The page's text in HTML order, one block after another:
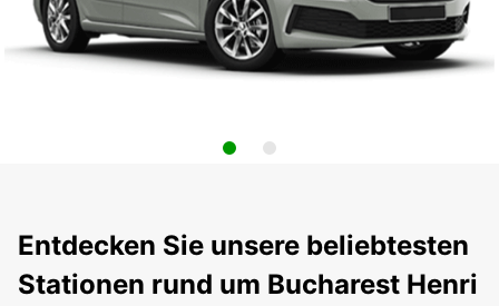
Entdecken Sie unsere beliebtesten
Stationen rund um Bucharest Henri